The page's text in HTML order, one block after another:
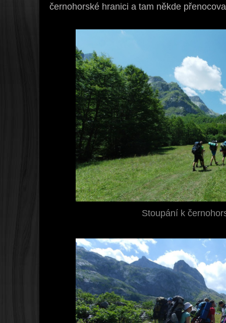
černohorské hranici a tam někde
Stoupání k